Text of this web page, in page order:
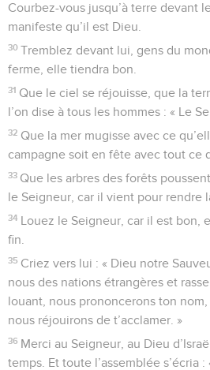
Courbez-vous jusqu’à terre devant
manifeste qu’il est Dieu.
30 Tremblez devant lui, gens du
ferme, elle tiendra bon.
31 Que le ciel se réjouisse, que la
l’on dise à tous les hommes : « Le
32 Que la mer mugisse avec ce
campagne soit en fête avec tout ce
33 Que les arbres des forêts
le Seigneur, car il vient pour rendre
34 Louez le Seigneur, car il est bon,
fin.
35 Criez vers lui : « Dieu notre
nous des nations étrangères et
louant, nous prononcerons ton
nous réjouirons de t’acclamer. »
36 Merci au Seigneur, au Dieu
temps. Et toute l’assemblée s’écria